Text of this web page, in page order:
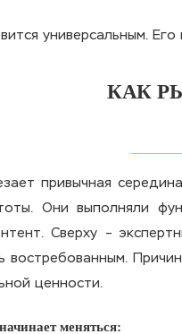
универсальным.
КАК
привычная
Они выполняли
Сверху –
востребованным.
ценности.
меняться: